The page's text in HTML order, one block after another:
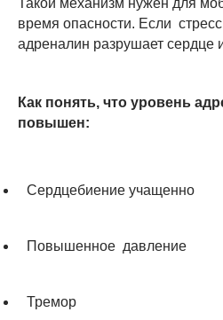
Такой механизм нужен для
время опасности. Если стресс
адреналин разрушает сердце
Как понять, что уровень
повышен:
Сердцебиение учащенно
Повышенное давление
Тремор